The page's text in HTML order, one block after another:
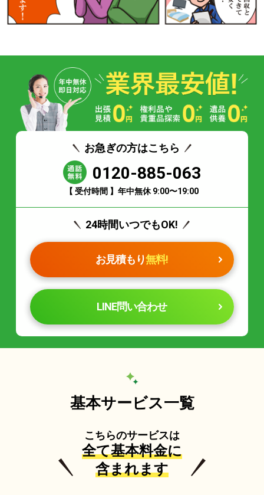
お急ぎの方はこちら
0120-885-063
【 受付時間 】年中無休 9:00〜19:00
24時間いつでもOK!
お見積もり無料!
LINE問い合わせ
基本サービス一覧
こちらのサービスは
全て基本料金に
含まれます